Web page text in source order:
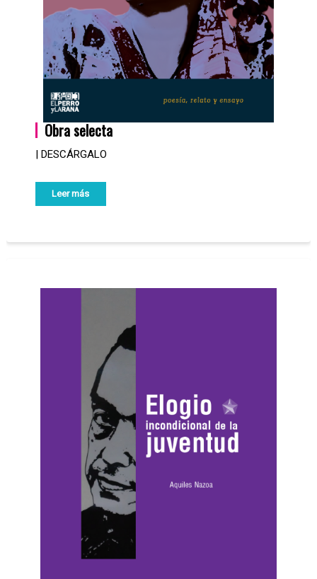
Obra selecta
| DESCÁRGALO
Leer más